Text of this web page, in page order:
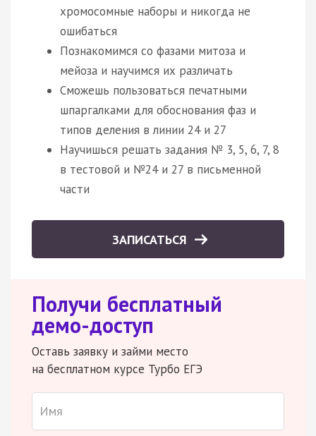
хромосомные наборы и никогда не
ошибаться
Познакомимся со фазами митоза и
мейоза и научимся их различать
Сможешь пользоваться печатными
шпаргалками для обоснования фаз и
типов деления в линии 24 и 27
Научишься решать задания № 3, 5, 6, 7, 8
в тестовой и №24 и 27 в письменной
части
ЗАПИСАТЬСЯ
Получи бесплатный
демо-доступ
Оставь заявку и займи место
на бесплатном курсе Турбо ЕГЭ